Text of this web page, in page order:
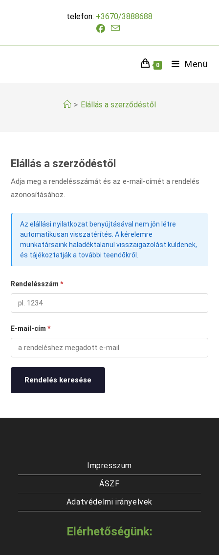
telefon: +3670/3888688
0 Menü
> Elállás a szerződéstől
Elállás a szerződéstől
Adja meg a rendelésszámát és az e-mail-címét a rendelés
azonosításához.
Az elállási nyilatkozat benyújtásával nem jön létre
automatikusan visszatérítés. A kérelemre
munkatársaink haladéktalanul visszaigazolást küldenek,
és tájékoztatják a további teendőkről.
Rendelésszám*
E-mail-cím*
Rendelés keresése
Impresszum
ÁSZF
Adatvédelmi irányelvek
Elérhetőségünk: